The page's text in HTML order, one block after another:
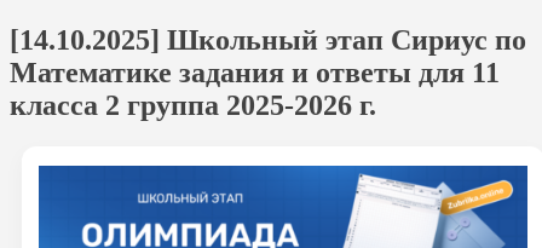
[14.10.2025] Школьный этап Сириус по
Математике задания и ответы для 11
класса 2 группа 2025-2026 г.